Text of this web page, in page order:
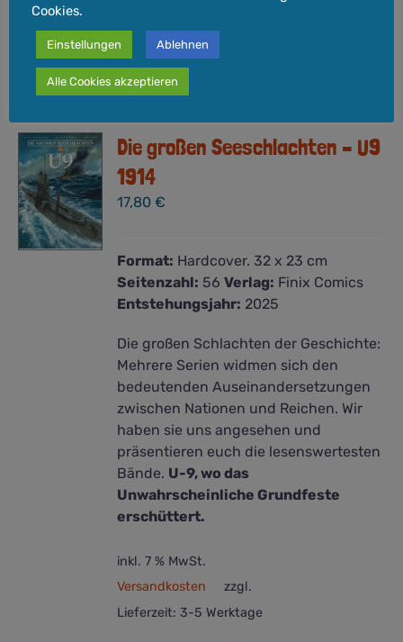
Warenkorb
Die großen Seeschlachten – U9
1914
17,80€
Format: Hardcover. 32 x 23 cm
Seitenzahl: 56Verlag: Finix Comics
Entstehungsjahr: 2025
Die großen Schlachten der Geschichte:
Mehrere Serien widmen sich den
bedeutenden Auseinandersetzungen
zwischen Nationen und Reichen. Wir
haben sie uns angesehen und
präsentieren euch die lesenswertesten
Bände. U-9, wo das
Unwahrscheinliche Grundfeste
erschüttert.
inkl. 7 % MwSt.
zzgl.
Versandkosten
Lieferzeit: 3-5 Werktage
Cookies.
Einstellungen Ablehnen
Alle Cookies akzeptieren